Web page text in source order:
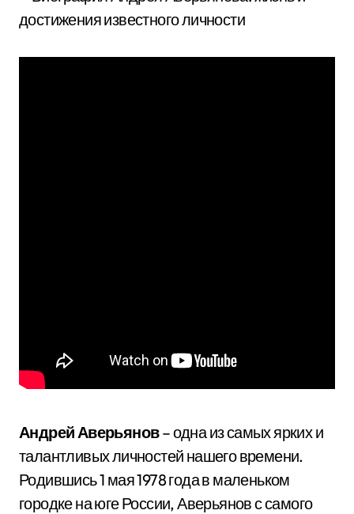
Андрей Аверьянов– одна из самых ярких и
талантливых личностей нашего времени.
Родившись 1 мая 1978 года в маленьком
городке на юге России, Аверьянов с самого